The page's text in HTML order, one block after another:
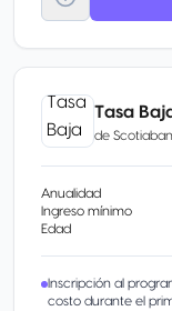
Tasa
de
Anualidad
Ingreso mínimo
Edad
Inscripción al
costo durante el